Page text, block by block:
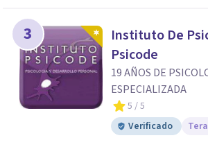
3
Instituto De
Psicode
19 AÑOS DE
ESPECIALIZADA
5 / 5
Verificado